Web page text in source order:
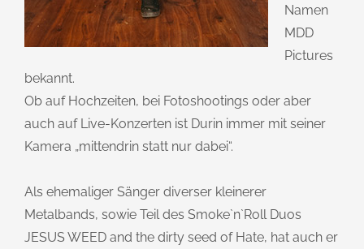
Namen
MDD
Pictures
bekannt.
Ob auf Hochzeiten, bei Fotoshootings oder aber
auch auf Live-Konzerten ist Durin immer mit seiner
Kamera „mittendrin statt nur dabei“.
Als ehemaliger Sänger diverser kleinerer
Metalbands, sowie Teil des Smoke`n`Roll Duos
JESUS WEED and the dirty seed of Hate, hat auch er